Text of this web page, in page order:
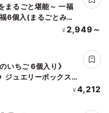
まるごと堪能～ 一福
6個入(まるごとみか
な大福、島八朔大福、
¥ 2,949～
いちご 6個入り》
ジュエリーボックス
》 DAIFUKU ありがと
¥ 4,212